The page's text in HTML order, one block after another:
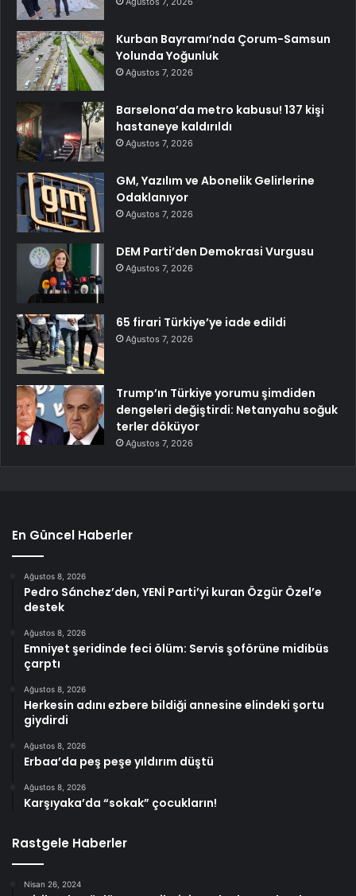
Kurban Bayramı’nda Çorum-Samsun
Yolunda Yoğunluk
Ağustos 7, 2026
Barselona’da metro kabusu! 137 kişi
hastaneye kaldırıldı
Ağustos 7, 2026
GM, Yazılım ve Abonelik Gelirlerine
Odaklanıyor
Ağustos 7, 2026
DEM Parti’den Demokrasi Vurgusu
Ağustos 7, 2026
65 firari Türkiye’ye iade edildi
Ağustos 7, 2026
Trump’ın Türkiye yorumu şimdiden
dengeleri değiştirdi: Netanyahu soğuk
terler döküyor
Ağustos 7, 2026
En Güncel Haberler
Ağustos 8, 2026
Pedro Sánchez’den, YENİ Parti’yi kuran Özgür Özel’e
destek
Ağustos 8, 2026
Emniyet şeridinde feci ölüm: Servis şoförüne midibüs
çarptı
Ağustos 8, 2026
Herkesin adını ezbere bildiği annesine elindeki şortu
giydirdi
Ağustos 8, 2026
Erbaa’da peş peşe yıldırım düştü
Ağustos 8, 2026
Karşıyaka’da “sokak” çocukların!
Rastgele Haberler
Nisan 26, 2024